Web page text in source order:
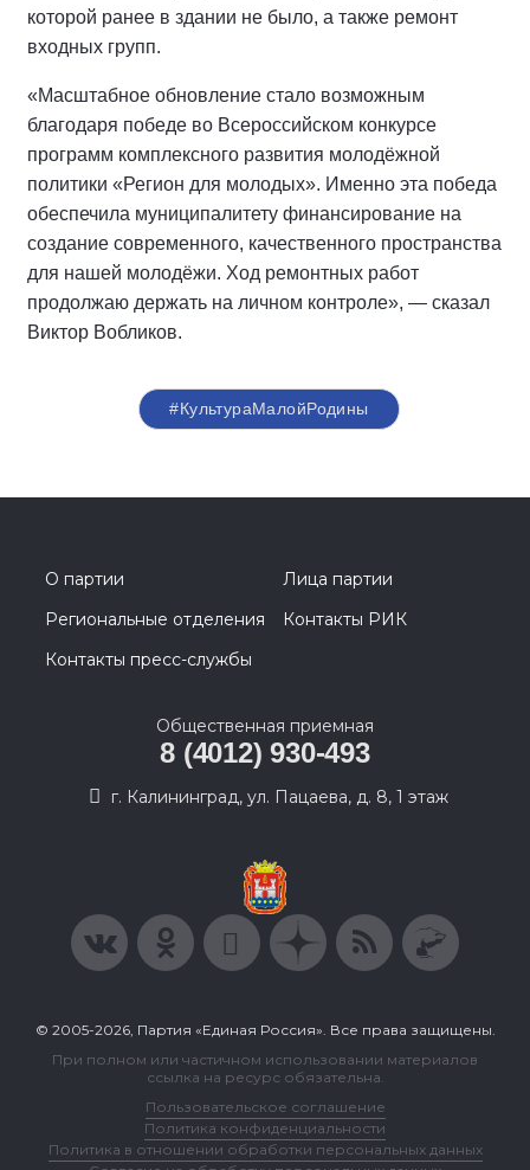
которой ранее в здании не было, а также ремонт
входных групп.
«Масштабное обновление стало возможным
благодаря победе во Всероссийском конкурсе
программ комплексного развития молодёжной
политики «Регион для молодых». Именно эта победа
обеспечила муниципалитету финансирование на
создание современного, качественного пространства
для нашей молодёжи. Ход ремонтных работ
продолжаю держать на личном контроле», — сказал
Виктор Вобликов.
#КультураМалойРодины
О партии
Лица партии
Региональные отделения
Контакты РИК
Контакты пресс-службы
Общественная приемная
8 (4012) 930-493
г. Калининград, ул. Пацаева, д. 8, 1 этаж
© 2005-2026, Партия «Единая Россия». Все права защищены.
При полном или частичном использовании материалов
ссылка на ресурс обязательна.
Пользовательское соглашение
Политика конфиденциальности
Политика в отношении обработки персональных данных